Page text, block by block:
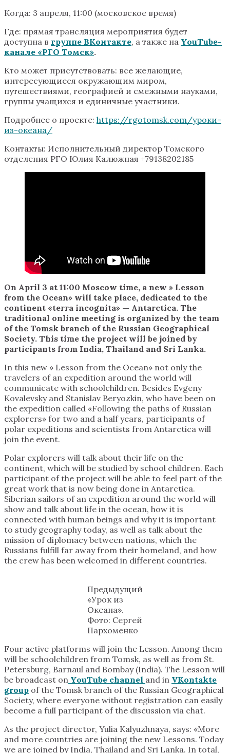
Когда: 3 апреля, 11:00 (московское время)
Где: прямая трансляция мероприятия будет
доступна в группе ВКонтакте, а также на YouTube-
канале «РГО Томск».
Кто может присутствовать: все желающие,
интересующиеся окружающим миром,
путешествиями, географией и смежными науками,
группы учащихся и единичные участники.
Подробнее о проекте: https://rgotomsk.com/уроки-
из-океана/
Контакты: Исполнительный директор Томского
отделения РГО Юлия Калюжная +79138202185
On April 3 at 11:00 Moscow time, a new » Lesson
from the Ocean» will take place, dedicated to the
continent «terra incognita» — Antarctica. The
traditional online meeting is organized by the team
of the Tomsk branch of the Russian Geographical
Society. This time the project will be joined by
participants from India, Thailand and Sri Lanka.
In this new » Lesson from the Ocean» not only the
travelers of an expedition around the world will
communicate with schoolchildren. Besides Evgeny
Kovalevsky and Stanislav Beryozkin, who have been on
the expedition called «Following the paths of Russian
explorers» for two and a half years, participants of
polar expeditions and scientists from Antarctica will
join the event.
Polar explorers will talk about their life on the
continent, which will be studied by school children. Each
participant of the project will be able to feel part of the
great work that is now being done in Antarctica.
Siberian sailors of an expedition around the world will
show and talk about life in the ocean, how it is
connected with human beings and why it is important
to study geography today, as well as talk about the
mission of diplomacy between nations, which the
Russians fulfill far away from their homeland, and how
the crew has been welcomed in different countries.
Предыдущий
«Урок из
Океана».
Фото: Сергей
Пархоменко
Four active platforms will join the Lesson. Among them
will be schoolchildren from Tomsk, as well as from St.
Petersburg, Barnaul and Bombay (India). The Lesson will
be broadcast on YouTube channel and in VKontakte
group of the Tomsk branch of the Russian Geographical
Society, where everyone without registration can easily
become a full participant of the discussion via chat.
As the project director, Yulia Kalyuzhnaya, says: «More
and more countries are joining the new Lessons. Today
we are joined by India, Thailand and Sri Lanka. In total,